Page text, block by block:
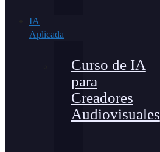
IA
Aplicada
Curso de IA
para
Creadores
Audiovisuales